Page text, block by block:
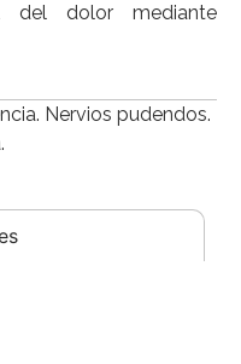
del dolor mediante
Nervios pudendos.